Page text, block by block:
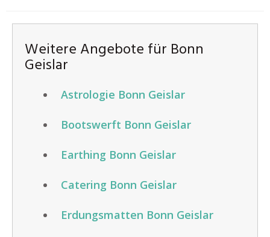
Weitere Angebote für Bonn
Geislar
Astrologie Bonn Geislar
Bootswerft Bonn Geislar
Earthing Bonn Geislar
Catering Bonn Geislar
Erdungsmatten Bonn Geislar